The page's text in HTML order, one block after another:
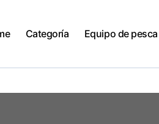
Categoría Equipo de pesca